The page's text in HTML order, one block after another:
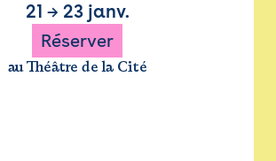
21 → 23 janv.
Réserver
au Théâtre de la Cité